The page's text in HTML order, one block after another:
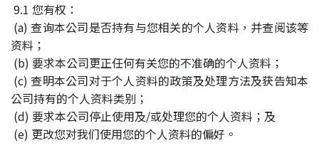
9.1 您有权：
(a) 查询本公司是否持有与您相关的个人资料，并查阅该等
资料；
(b) 要求本公司更正任何有关您的不准确的个人资料；
(c) 查明本公司对于个人资料的政策及处理方法及获告知本
公司持有的个人资料类别；
(d) 要求本公司停止使用及/或处理您的个人资料；及
(e) 更改您对我们使用您的个人资料的偏好。